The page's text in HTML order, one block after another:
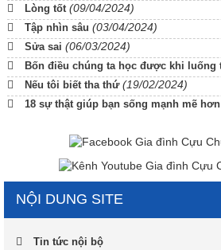
Lòng tốt (09/04/2024)
Tập nhìn sâu (03/04/2024)
Sửa sai (06/03/2024)
Bốn điều chúng ta học được khi luống
Nếu tôi biết tha thứ (19/02/2024)
18 sự thật giúp bạn sống mạnh mẽ hơn
NỘI DUNG SITE
Tin tức nội bộ